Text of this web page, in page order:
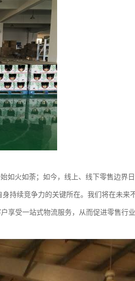
如火如荼；如今，线上、线下零售边界日
持续竞争力的关键所在。我们将在未来
享受一站式物流服务，从而促进零售行